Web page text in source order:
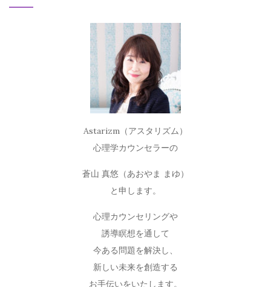
Astarizm（アスタリズム）
心理学カウンセラーの
蒼山 真悠（あおやま まゆ）
と申します。
心理カウンセリングや
誘導瞑想を通して
今ある問題を解決し、
新しい未来を創造する
お手伝いをいたします。